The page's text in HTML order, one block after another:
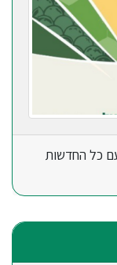
עם כל החדשות